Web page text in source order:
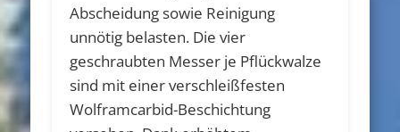
Abscheidung sowie Reinigung
unnötig belasten. Die vier
geschraubten Messer je Pflückwalze
sind mit einer verschleißfesten
Wolframcarbid-Beschichtung